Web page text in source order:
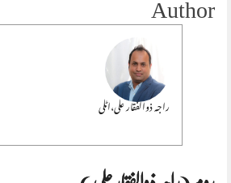
Author
راجہ ذوالفقار علی،اٹلی